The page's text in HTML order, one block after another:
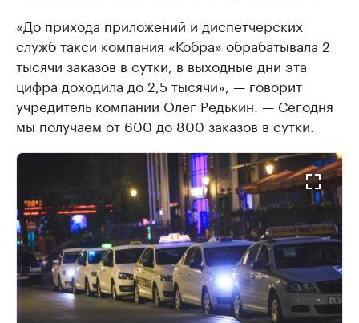
«До прихода приложений и диспетчерских
служб такси компания «Кобра» обрабатывала 2
тысячи заказов в сутки, в выходные дни эта
цифра доходила до 2,5 тысячи», — говорит
учредитель компании Олег Редькин. — Сегодня
мы получаем от 600 до 800 заказов в сутки.